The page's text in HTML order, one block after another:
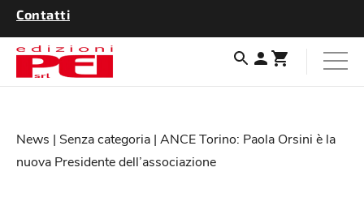
Contatti
News | Senza categoria | ANCE Torino: Paola Orsini è la
nuova Presidente dell’associazione